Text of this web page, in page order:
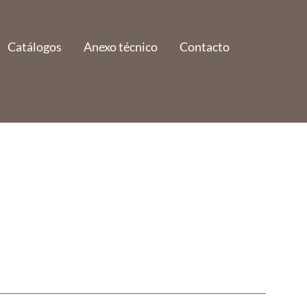
Catálogos Anexo técnico Contacto